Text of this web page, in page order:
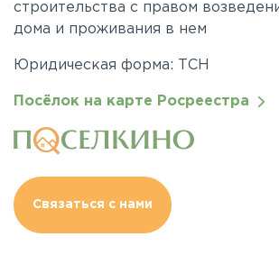
строительства с правом
дома и проживания в нем
Юридическая форма: ТСН
Посёлок на карте Росреестра
Связаться с нами